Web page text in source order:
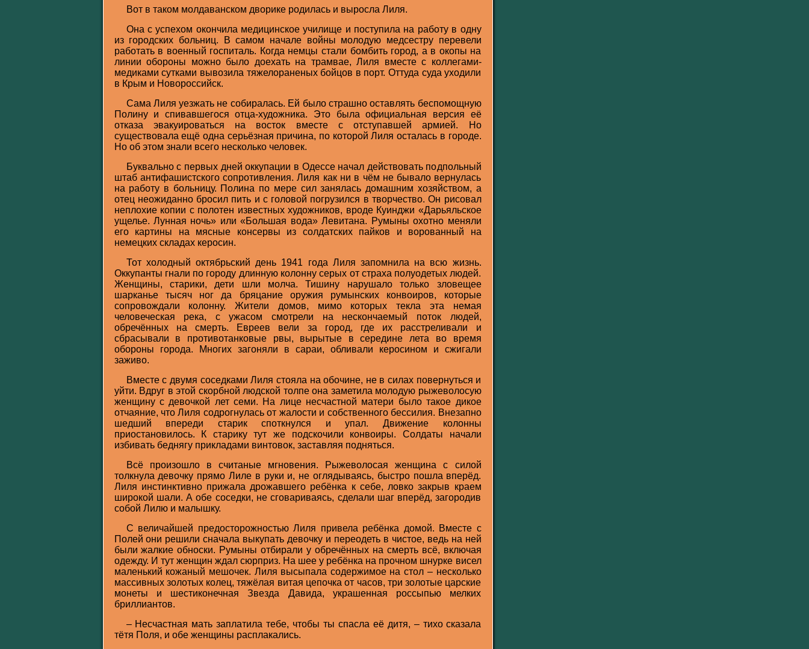
Вот в таком молдаванском дворике родилась и выросла Лиля.
Она с успехом окончила медицинское училище и поступила на работу в одну
из городских больниц. В самом начале войны молодую медсестру перевели
работать в военный госпиталь. Когда немцы стали бомбить город, а в окопы на
линии обороны можно было доехать на трамвае, Лиля вместе с коллегами-
медиками сутками вывозила тяжелораненых бойцов в порт. Оттуда суда уходили
в Крым и Новороссийск.
Сама Лиля уезжать не собиралась. Ей было страшно оставлять беспомощную
Полину и спивавшегося отца-художника. Это была официальная версия её
отказа эвакуироваться на восток вместе с отступавшей армией. Но
существовала ещё одна серьёзная причина, по которой Лиля осталась в городе.
Но об этом знали всего несколько человек.
Буквально с первых дней оккупации в Одессе начал действовать подпольный
штаб антифашистского сопротивления. Лиля как ни в чём не бывало вернулась
на работу в больницу. Полина по мере сил занялась домашним хозяйством, а
отец неожиданно бросил пить и с головой погрузился в творчество. Он рисовал
неплохие копии с полотен известных художников, вроде Куинджи «Дарьяльское
ущелье. Лунная ночь» или «Большая вода» Левитана. Румыны охотно меняли
его картины на мясные консервы из солдатских пайков и ворованный на
немецких складах керосин.
Тот холодный октябрьский день 1941 года Лиля запомнила на всю жизнь.
Оккупанты гнали по городу длинную колонну серых от страха полуодетых людей.
Женщины, старики, дети шли молча. Тишину нарушало только зловещее
шарканье тысяч ног да бряцание оружия румынских конвоиров, которые
сопровождали колонну. Жители домов, мимо которых текла эта немая
человеческая река, с ужасом смотрели на нескончаемый поток людей,
обречённых на смерть. Евреев вели за город, где их расстреливали и
сбрасывали в противотанковые рвы, вырытые в середине лета во время
обороны города. Многих загоняли в сараи, обливали керосином и сжигали
заживо.
Вместе с двумя соседками Лиля стояла на обочине, не в силах повернуться и
уйти. Вдруг в этой скорбной людской толпе она заметила молодую рыжеволосую
женщину с девочкой лет семи. На лице несчастной матери было такое дикое
отчаяние, что Лиля содрогнулась от жалости и собственного бессилия. Внезапно
шедший впереди старик споткнулся и упал. Движение колонны
приостановилось. К старику тут же подскочили конвоиры. Солдаты начали
избивать беднягу прикладами винтовок, заставляя подняться.
Всё произошло в считаные мгновения. Рыжеволосая женщина с силой
толкнула девочку прямо Лиле в руки и, не оглядываясь, быстро пошла вперёд.
Лиля инстинктивно прижала дрожавшего ребёнка к себе, ловко закрыв краем
широкой шали. А обе соседки, не сговариваясь, сделали шаг вперёд, загородив
собой Лилю и малышку.
С величайшей предосторожностью Лиля привела ребёнка домой. Вместе с
Полей они решили сначала выкупать девочку и переодеть в чистое, ведь на ней
были жалкие обноски. Румыны отбирали у обречённых на смерть всё, включая
одежду. И тут женщин ждал сюрприз. На шее у ребёнка на прочном шнурке висел
маленький кожаный мешочек. Лиля высыпала содержимое на стол – несколько
массивных золотых колец, тяжёлая витая цепочка от часов, три золотые царские
монеты и шестиконечная Звезда Давида, украшенная россыпью мелких
бриллиантов.
– Несчастная мать заплатила тебе, чтобы ты спасла её дитя, – тихо сказала
тётя Поля, и обе женщины расплакались.